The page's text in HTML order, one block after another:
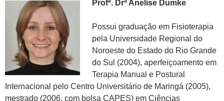
Profª. Drª Anelise Dumke
Possui graduação em Fisioterapia
pela Universidade Regional do
Noroeste do Estado do Rio Grande
do Sul (2004), aperfeiçoamento em
Terapia Manual e Postural
Internacional pelo Centro Universitário de Maringá (2005),
mestrado (2006, com bolsa CAPES) em Ciências